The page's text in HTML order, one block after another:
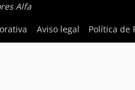
Alfa
Aviso legal Política de